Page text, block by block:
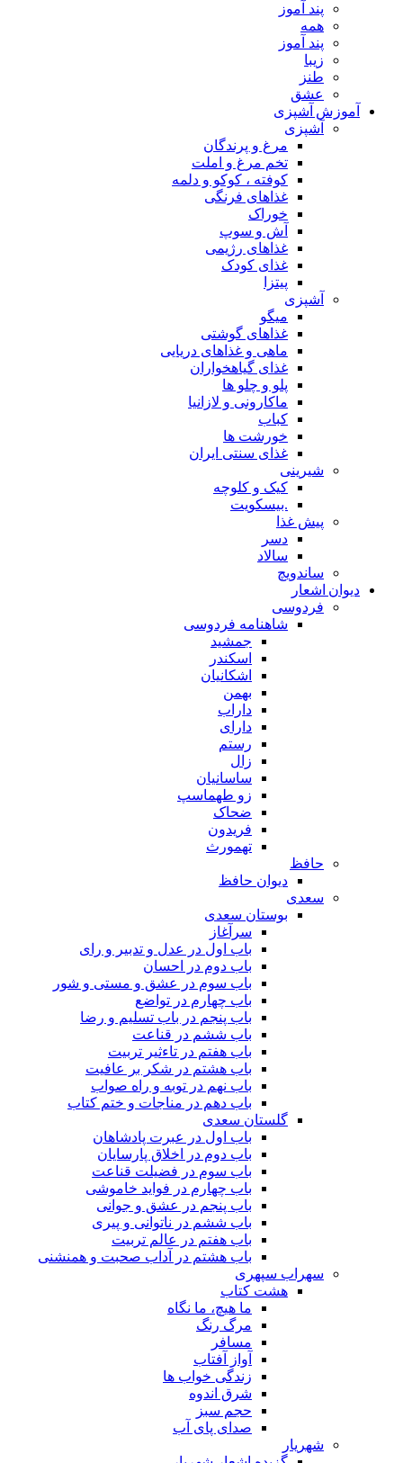
پند آموز
همه
پند آموز
زیبا
طنز
عشق
آموزش آشپزی
آشپزی
مرغ و پرندگان
تخم مرغ و املت
کوفته ، کوکو و دلمه
غذاهای فرنگی
خوراک
آش و سوپ
غذاهای رژیمی
غذای کودک
پیتزا
آشپزی
میگو
غذاهای گوشتی
ماهی و غذاهای دریایی
غذای گیاهخواران
پلو و چلو ها
ماکارونی و لازانیا
کباب
خورشت ها
غذای سنتی ایران
شیرینی
کیک و کلوچه
.بیسکویت
پیش غذا
دسر
سالاد
ساندویچ
دیوان اشعار
فردوسی
شاهنامه فردوسی
جمشید
اسکندر
اشکانیان
بهمن
داراب
دارای
رستم
زال
ساسانیان
زو طهماسپ‏
ضحاک
فریدون
تهمورث
حافظ
دیوان حافظ
سعدی
بوستان سعدی
سرآغاز
باب اول در عدل و تدبیر و رای
باب دوم در احسان
باب سوم در عشق و مستی و شور
باب چهارم در تواضع
باب پنجم در باب تسلیم و رضا
باب ششم در قناعت
باب هفتم در تاءثیر تربیت
باب هشتم در شکر بر عافیت
باب نهم در توبه و راه صواب
باب دهم در مناجات و ختم کتاب
گلستان سعدی
باب اول در عبرت پادشاهان
باب دوم در اخلاق پارسایان
باب سوم در فضیلت قناعت
باب چهارم در فواید خاموشى
باب پنجم در عشق و جوانى
باب ششم در ناتوانى و پیرى
باب هفتم در عالم تربیت
باب هشتم در آداب صحبت و همنشنى
سهراب سپهری
هشت کتاب
ما هیچ، ما نگاه
مرگ رنگ
مسافر
آواز آفتاب
زندگی خواب ها
شرق اندوه
حجم سبز
صدای پای آب
شهریار